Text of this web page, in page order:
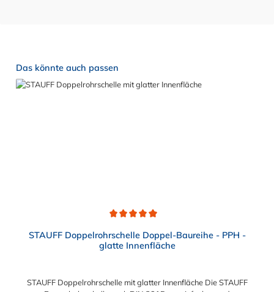
Produktgalerie überspringen
Das könnte auch passen
STAUFF Doppelrohrschelle Doppel-Baureihe - PPH -
glatte Innenfläche
STAUFF Doppelrohrschelle mit glatter Innenfläche Die STAUFF